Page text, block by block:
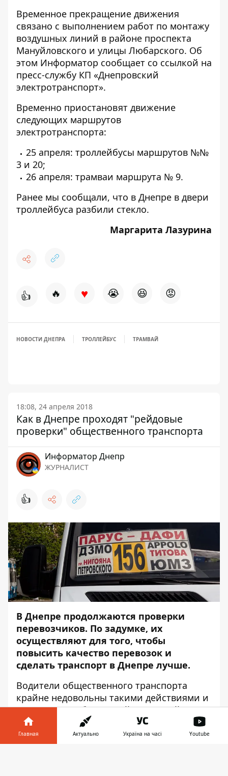
Временное прекращение движения
связано с выполнением работ по монтажу
воздушных линий в районе проспекта
Мануйловского и улицы Любарского. Об
этом Информатор сообщает со ссылкой на
пресс-службу КП «Днепровский
электротранспорт».
Временно приостановят движение
следующих маршрутов
электротранспорта:
25 апреля: троллейбусы маршрутов №№
3 и 20;
26 апреля: трамваи маршрута № 9.
Ранее мы сообщали, что в Днепре в двери
троллейбуса разбили стекло.
Маргарита Лазурина
👍 🔥 ♥ 😭 😆 😡
НОВОСТИ ДНЕПРА ТРОЛЛЕЙБУС ТРАМВАЙ
18:08, 24 апреля 2018
Как в Днепре проходят "рейдовые
проверки" общественного транспорта
Информатор Днепр
ЖУРНАЛИСТ
👍
В Днепре продолжаются проверки
перевозчиков. По задумке, их
осуществляют для того, чтобы
повысить качество перевозок и
сделать транспорт в Днепре лучше.
Водители общественного транспорта
крайне недовольны такими действиями и
называют их "банальной показухой",
которая не принесет никакого
положительного результата.Информатор
побывал на одной из таких проверок на
Главная Актуально Україна на часі Youtube